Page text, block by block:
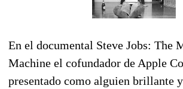
En el documental Steve Jobs: The
Machine el cofundador de Apple
presentado como alguien brillante